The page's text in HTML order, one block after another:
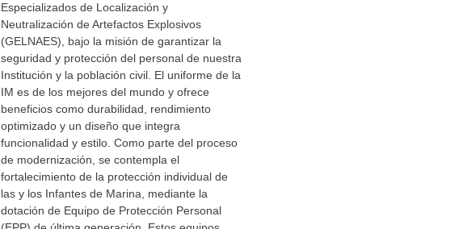
Especializados de Localización y
Neutralización de Artefactos Explosivos
(GELNAES), bajo la misión de garantizar la
seguridad y protección del personal de nuestra
Institución y la población civil. El uniforme de la
IM es de los mejores del mundo y ofrece
beneficios como durabilidad, rendimiento
optimizado y un diseño que integra
funcionalidad y estilo. Como parte del proceso
de modernización, se contempla el
fortalecimiento de la protección individual de
las y los Infantes de Marina, mediante la
dotación de Equipo de Protección Personal